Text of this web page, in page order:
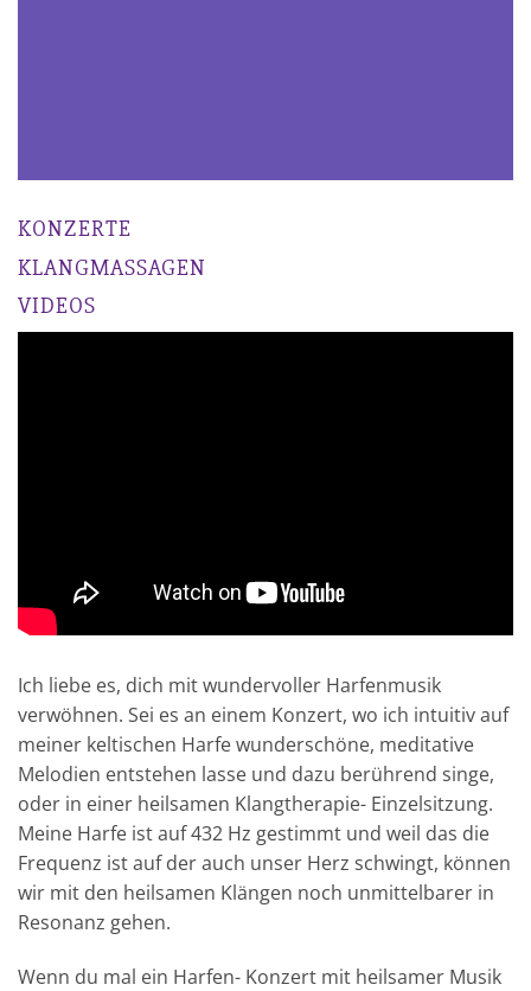
KONZERTE
KLANGMASSAGEN
VIDEOS
Ich liebe es, dich mit wundervoller Harfenmusik
verwöhnen. Sei es an einem Konzert, wo ich intuitiv auf
meiner keltischen Harfe wunderschöne, meditative
Melodien entstehen lasse und dazu berührend singe,
oder in einer heilsamen Klangtherapie- Einzelsitzung.
Meine Harfe ist auf 432 Hz gestimmt und weil das die
Frequenz ist auf der auch unser Herz schwingt, können
wir mit den heilsamen Klängen noch unmittelbarer in
Resonanz gehen.
Wenn du mal ein Harfen- Konzert mit heilsamer Musik